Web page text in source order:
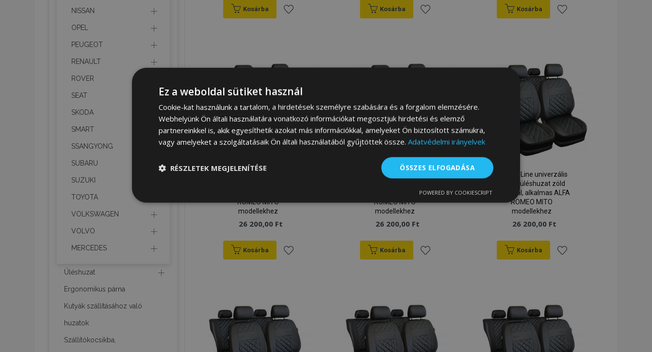
Kosárba
kívánságlistához
Kosárba
kívánságlistához
Kosárba
kívánságlistához
Perfect Line univerzális
ROMEO MITO
modellekhez
26 200,00 Ft
Kosárba
kívánságlistához
Perfect Line univerzális
varrással, alkalmas ALFA
ROMEO MITO
modellekhez
26 200,00 Ft
Kosárba
kívánságlistához
Perfect Line univerzális
műbőr üléshuzat zöld
varrással, alkalmas ALFA
ROMEO MITO
modellekhez
26 200,00 Ft
Kosárba
kívánságlistához
NISSAN
OPEL
PEUGEOT
RENAULT
ROVER
SEAT
SKODA
SMART
SSANGYONG
SUBARU
SUZUKI
TOYOTA
VOLKSWAGEN
VOLVO
MERCEDES
Üléshuzat
Ergonomikus párna
Kutyák szállításához való
huzatok
Szállítókocsikba,
Ez a weboldal sütiket használ
Cookie-kat használunk a tartalom, a hirdetések személyre szabására és a forgalom elemzésére.
Webhelyünk Ön általi használatára vonatkozó információkat megosztjuk hirdetési és elemző
partnereinkkel is, akik egyesíthetik azokat más információkkal, amelyeket Ön biztosított számukra,
vagy amelyeket a szolgáltatásaik Ön általi használatából gyűjtöttek össze. Adatvédelmi irányelvek
ÖSSZES ELFOGADÁSA
RÉSZLETEK MEGJELENÍTÉSE
szükséges
Funkcionalitás
Szolgáltató
Domain
Leírás
product_data_storage
Adobe Inc.
www.vtvauto.hu
A legutóbb megtekintett / összehasonlított
termékekhez kapcsolódó termékadatok
konfigurációját tárolja.
POWERED BY COOKIESCRIPT